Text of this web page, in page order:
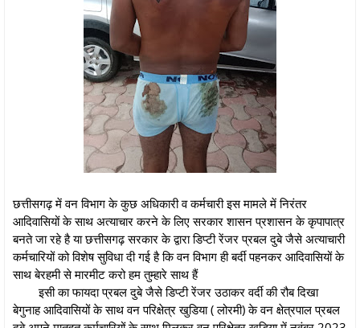
छत्तीसगढ़ में वन विभाग के कुछ अधिकारी व कर्मचारी इस मामले में निरंतर
आदिवासियों के साथ अत्याचार करने के लिए सरकार शासन प्रशासन के कृपापात्र
बनते जा रहे है या छत्तीसगढ़ सरकार के द्वारा डिप्टी रेंजर प्रबल दुबे जैसे अत्याचारी
कर्मचारियों को विशेष सुविधा दी गई है कि वन विभाग ही बर्दी पहनकर आदिवासियों के
साथ बेरहमी से मारमीट करो हम तुम्हारे साथ हैं
इसी का फायदा प्रबल दुबे जैसे डिप्टी रेंजर उठाकर वर्दी की रौब दिखा
बेगुनाह आदिवासियों के साथ वन परिक्षेत्र खुडिया ( लोरमी) के वन क्षेत्रपाल प्रबल